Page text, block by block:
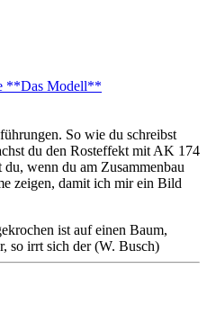
**Das Modell**
So wie du schreibst
du den Rosteffekt mit AK 174
wenn du am Zusammenbau
zeigen, damit ich mir ein Bild
ist auf einen Baum,
so irrt sich der (W. Busch)